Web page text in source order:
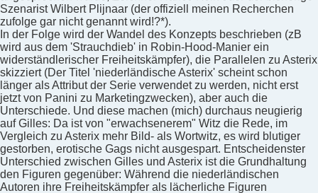
Szenarist Wilbert Plijnaar (der offiziell meinen Recherchen
zufolge gar nicht genannt wird!?*).
In der Folge wird der Wandel des Konzepts beschrieben (zB
wird aus dem 'Strauchdieb' in Robin-Hood-Manier ein
widerständlerischer Freiheitskämpfer), die Parallelen zu Asterix
skizziert (Der Titel 'niederländische Asterix' scheint schon
länger als Attribut der Serie verwendet zu werden, nicht erst
jetzt von Panini zu Marketingzwecken), aber auch die
Unterschiede. Und diese machen (mich) durchaus neugierig
auf Gilles: Da ist von "erwachsenerem" Witz die Rede, im
Vergleich zu Asterix mehr Bild- als Wortwitz, es wird blutiger
gestorben, erotische Gags nicht ausgespart. Entscheidenster
Unterschied zwischen Gilles und Asterix ist die Grundhaltung
den Figuren gegenüber: Während die niederländischen
Autoren ihre Freiheitskämpfer als lächerliche Figuren